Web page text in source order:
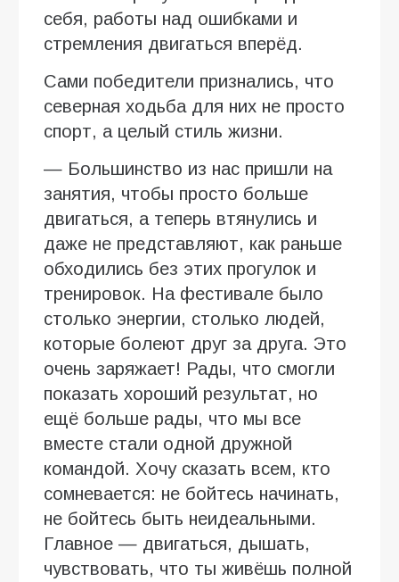
себя, работы над ошибками и
стремления двигаться вперёд.
Сами победители признались, что
северная ходьба для них не просто
спорт, а целый стиль жизни.
— Большинство из нас пришли на
занятия, чтобы просто больше
двигаться, а теперь втянулись и
даже не представляют, как раньше
обходились без этих прогулок и
тренировок. На фестивале было
столько энергии, столько людей,
которые болеют друг за друга. Это
очень заряжает! Рады, что смогли
показать хороший результат, но
ещё больше рады, что мы все
вместе стали одной дружной
командой. Хочу сказать всем, кто
сомневается: не бойтесь начинать,
не бойтесь быть неидеальными.
Главное — двигаться, дышать,
чувствовать, что ты живёшь полной